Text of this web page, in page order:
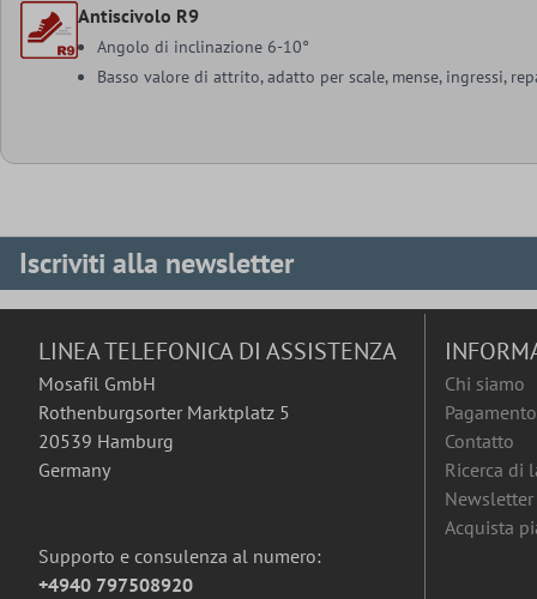
Antiscivolo R9
Angolo di inclinazione 6-10°
Basso valore di attrito, adatto per scale, mense, ingressi,
Iscriviti alla newsletter
LINEA TELEFONICA DI ASSISTENZA
Mosafil GmbH
Rothenburgsorter Marktplatz 5
20539 Hamburg
Germany
Supporto e consulenza al numero:
+4940 797508920
Chi siamo
Contatto
Ricerca di
Newsletter
Acquista